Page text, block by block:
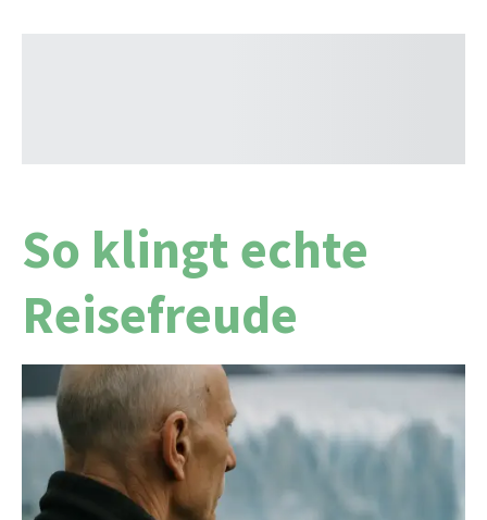
So klingt echte
Reisefreude
Perfekte Reise voller Komfort und
unvergesslicher Erlebnisse
Die Reise war von Anfang bis Ende perfekt
organisiert und lief reibungslos. Unser Reiseleiter